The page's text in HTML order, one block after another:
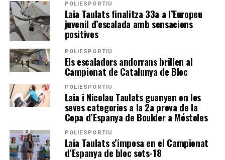
POLIESPORTIU
Laia Taulats finalitza 33a a l’Europeu
juvenil d’escalada amb sensacions
positives
POLIESPORTIU
Els escaladors andorrans brillen al
Campionat de Catalunya de Bloc
POLIESPORTIU
Laia i Nicolau Taulats guanyen en les
seves categories a la 2a prova de la
Copa d’Espanya de Boulder a Móstoles
POLIESPORTIU
Laia Taulats s’imposa en el Campionat
d’Espanya de bloc sots-18